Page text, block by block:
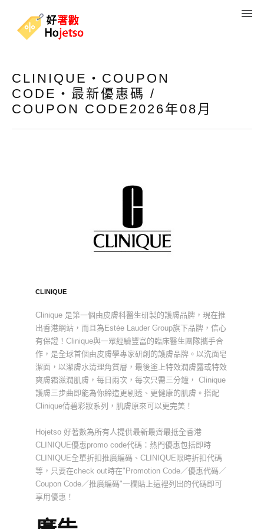
CLINIQUE・COUPON
CODE・最新優惠碼 /
COUPON CODE2026年08月
CLINIQUE
Clinique 是第一個由皮膚科醫生研製的護膚品牌，現在推
出香港網站，而且為Estée Lauder Group旗下品牌，信心
有保證！Clinique與一眾經驗豐富的臨床醫生團隊攜手合
作，是全球首個由皮膚學專家研創的護膚品牌。以洗面皂
潔面，以潔膚水清理角質層，最後塗上特效潤膚露或特效
爽膚霜滋潤肌膚，每日兩次，每次只需三分鐘， Clinique
護膚三步曲即能為你締造更剔透、更健康的肌膚。搭配
Clinique倩碧彩妝系列，肌膚原來可以更完美！
Hojetso 好著數為所有人提供最新最齊最抵全香港
CLINIQUE優惠promo code代碼：熱門優惠包括即時
CLINIQUE全單折扣推廣編碼、CLINIQUE限時折扣代碼
等，只要在check out時在"Promotion Code／優惠代碼／
Coupon Code／推廣編碼"一欄貼上這裡列出的代碼即可
享用優惠！